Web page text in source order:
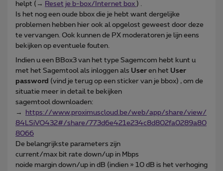
helpt (→ Reset je b-box/Internet box ) .
Is het nog een oude bbox die je hebt want dergelijke
problemen hebben hier ook al opgelost geweest door deze
te vervangen. Ook kunnen de PX moderatoren je lijn eens
bekijken op eventuele fouten.
Indien u een BBox3 van het type Sagemcom hebt kunt u
met het Sagemtool als inloggen als User en het User
password (vind je terug op een sticker van je bbox) , om de
situatie meer in detail te bekijken
sagemtool downloaden:
→
https://www.proximuscloud.be/web/app/share/view/
84LSiVO432#/share/773d6e421e234c8d802fa0289a80
8066
De belangrijkste parameters zijn
current/max bit rate down/up in Mbps
noide margin down/up in dB (indien » 10 dB is het verhoging